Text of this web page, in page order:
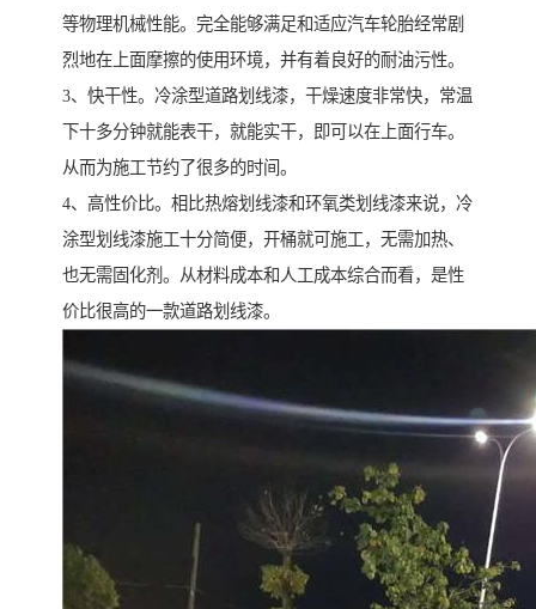
等物理机械性能。完全能够满足和适应汽车轮胎经常剧
烈地在上面摩擦的使用环境，并有着良好的耐油污性。
3、快干性。冷涂型道路划线漆，干燥速度非常快，常温
下十多分钟就能表干，就能实干，即可以在上面行车。
从而为施工节约了很多的时间。
4、高性价比。相比热熔划线漆和环氧类划线漆来说，冷
涂型划线漆施工十分简便，开桶就可施工，无需加热、
也无需固化剂。从材料成本和人工成本综合而看，是性
价比很高的一款道路划线漆。